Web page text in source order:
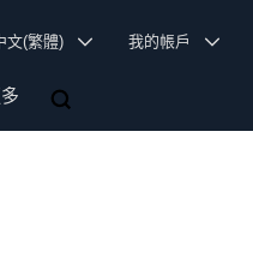
文(繁體) 我的帳戶